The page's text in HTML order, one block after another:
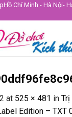
Chí Minh - Hà Nội-
at 525 × 481 in
Edition – TXT